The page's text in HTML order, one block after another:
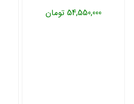
54,550,000 تومان